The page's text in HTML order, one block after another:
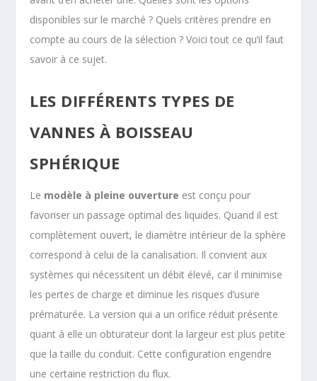
disponibles sur le marché ? Quels critères prendre en
compte au cours de la sélection ? Voici tout ce qu’il faut
savoir à ce sujet.
LES DIFFÉRENTS TYPES DE
VANNES À BOISSEAU
SPHÉRIQUE
Le modèle à pleine ouverture est conçu pour
favoriser un passage optimal des liquides. Quand il est
complètement ouvert, le diamètre intérieur de la sphère
correspond à celui de la canalisation. Il convient aux
systèmes qui nécessitent un débit élevé, car il minimise
les pertes de charge et diminue les risques d’usure
prématurée. La version qui a un orifice réduit présente
quant à elle un obturateur dont la largeur est plus petite
que la taille du conduit. Cette configuration engendre
une certaine restriction du flux.